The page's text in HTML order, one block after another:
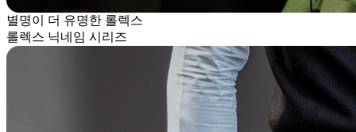
별명이 더 유명한 롤렉스
롤렉스 닉네임 시리즈